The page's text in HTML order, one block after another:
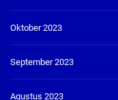
Oktober 2023
September 2023
Agustus 2023